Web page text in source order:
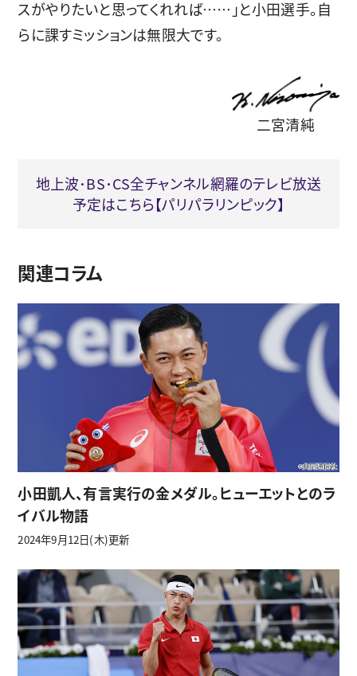
スがやりたいと思ってくれれば……」と小田選手。自
らに課すミッションは無限大です。
二宮清純
地上波･BS･CS全チャンネル網羅のテレビ放送
予定はこちら【パリパラリンピック】
関連コラム
小田凱人、有言実行の金メダル。ヒューエットとのラ
イバル物語
2024年9月12日(木)更新